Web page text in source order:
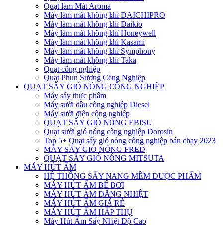
Quạt làm Mát Aroma
Máy làm mát không khí DAICHIPRO
Máy làm mát không khí Daikio
Máy làm mát không khí Honeywell
Máy làm mát không khí Kasami
Máy làm mát không khí Symphony
Máy làm mát không khí Taka
Quạt công nghiệp
Quạt Phun Sương Công Nghiệp
QUẠT SẤY GIÓ NÓNG CÔNG NGHIỆP
Máy sấy thực phẩm
Máy sưởi dầu công nghiệp Diesel
Máy sưởi điện công nghiệp
QUẠT SẤY GIÓ NÓNG EBISU
Quạt sưởi gió nóng công nghiệp Dorosin
Top 5+ Quạt sấy gió nóng công nghiệp bán chạy 2023
MÁY SẤY GIÓ NÓNG FRED
QUẠT SẤY GIÓ NÓNG MITSUTA
MÁY HÚT ẨM
HỆ THỐNG SẤY NANG MỀM DƯỢC PHẨM
MÁY HÚT ẨM BỂ BƠI
MÁY HÚT ẨM ĐẲNG NHIỆT
MÁY HÚT ẨM GIÁ RẺ
MÁY HÚT ẨM HẤP THỤ
Máy Hút Ẩm Sấy Nhiệt Độ Cao